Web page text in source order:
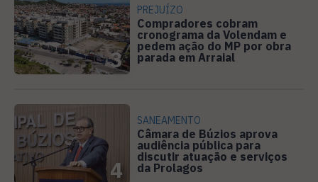
3
PREJUÍZO
Compradores cobram
cronograma da Volendam e
pedem ação do MP por obra
parada em Arraial
4
SANEAMENTO
Câmara de Búzios aprova
audiência pública para
discutir atuação e serviços
da Prolagos